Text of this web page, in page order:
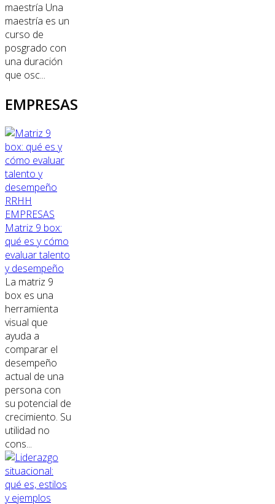
maestría Una
maestría es un
curso de
posgrado con
una duración
que osc...
EMPRESAS
RRHH
EMPRESAS
Matriz 9 box:
qué es y cómo
evaluar talento
y desempeño
La matriz 9
box es una
herramienta
visual que
ayuda a
comparar el
desempeño
actual de una
persona con
su potencial de
crecimiento. Su
utilidad no
cons...